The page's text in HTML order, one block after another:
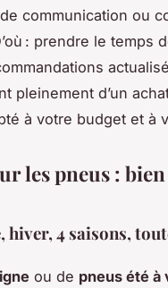
communication ou
: prendre le temps
pleinement d’un
à votre budget et à
les pneus :
hiver, 4 saisons,
ou de pneus été à